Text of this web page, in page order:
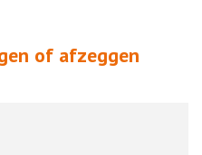
of afzeggen